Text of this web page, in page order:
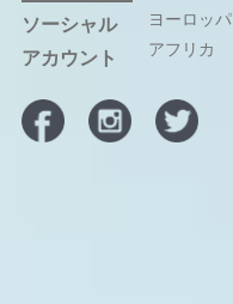
ソーシャル
アカウント
ヨーロッパ
アフリカ